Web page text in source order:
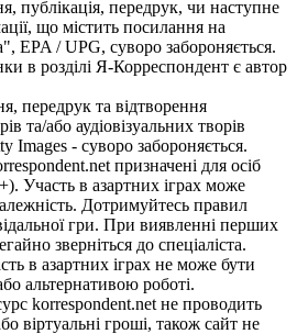
публікація, передрук, чи наступне
що містить посилання на
EPA / UPG, суворо забороняється.
в розділі Я-Корреспондент є автор
передрук та відтворення
та/або аудіовізуальних творів
Images - суворо забороняється.
призначені для осіб
Участь в азартних іграх може
Дотримуйтесь правил
гри. При виявленні перших
зверніться до спеціаліста.
в азартних іграх не може бути
альтернативою роботі.
korrespondent.net не проводить
віртуальні гроші, також сайт не